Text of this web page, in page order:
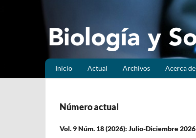
Inicio Actual Archivos Acerca de
Número actual
Vol. 9 Núm. 18 (2026): Julio-Diciembre 2026